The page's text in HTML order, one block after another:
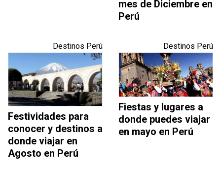
mes de Diciembre en
Perú
Destinos Perú
Festividades para
conocer y destinos a
donde viajar en
Agosto en Perú
Destinos Perú
Fiestas y lugares a
donde puedes viajar
en mayo en Perú